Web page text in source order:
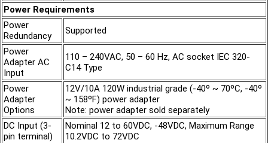
Power Requirements
Power
Redundancy
Supported
Power
Adapter AC
Input
110 – 240VAC, 50 – 60 Hz, AC socket IEC 320-
C14 Type
Power
Adapter
Options
12V/10A 120W industrial grade (-40º ~ 70ºC, -40º
~ 158ºF) power adapter
Note: power adapter sold separately
DC Input (3-
pin terminal)
Nominal 12 to 60VDC, -48VDC, Maximum Range
10.2VDC to 72VDC